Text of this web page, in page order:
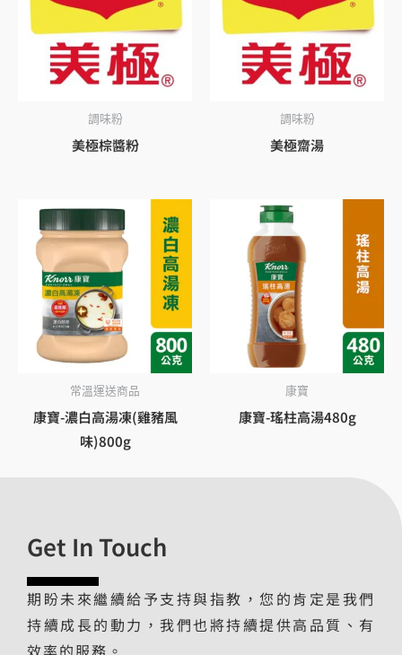
調味粉
美極棕醬粉
調味粉
美極齋湯
常溫運送商品
康寶-濃白高湯凍(雞豬風
味)800g
康寶
康寶-瑤柱高湯480g
Get In Touch
期盼未來繼續給予支持與指教，您的肯定是我們
持續成長的動力，我們也將持續提供高品質、有